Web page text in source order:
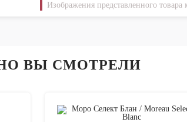
Изображения представленного товара
ВЫ СМОТРЕЛИ